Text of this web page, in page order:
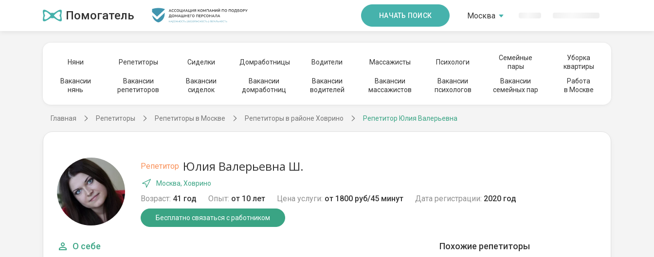
Помогатель НАЧАТЬ ПОИСК Москва
Няни Репетиторы Сиделки Домработницы Водители Массажисты Психологи
Семейные
пары
Уборка
квартиры
Вакансии
нянь
Вакансии
репетиторов
Вакансии
сиделок
Вакансии
домработниц
Вакансии
водителей
Вакансии
массажистов
Вакансии
психологов
Вакансии
семейных пар
Работа
в Москве
Главная Репетиторы Репетиторы в Москве Репетиторы в районе Ховрино Репетитор Юлия Валерьевна
Репетитор Юлия Валерьевна Ш.
Москва, Ховрино
Возраст: 41 год Опыт: от 10 лет Цена услуги: от 1800 руб/45 минут Дата регистрации: 2020 год
Бесплатно связаться с работником
О себе Похожие репетиторы